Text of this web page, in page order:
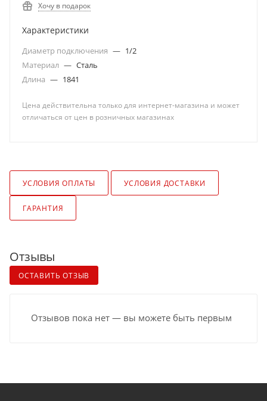
Хочу в подарок
Характеристики
Диаметр подключения — 1/2
Материал — Сталь
Длина — 1841
Цена действительна только для интернет-магазина и может
отличаться от цен в розничных магазинах
УСЛОВИЯ ОПЛАТЫ УСЛОВИЯ ДОСТАВКИ
ГАРАНТИЯ
Отзывы
ОСТАВИТЬ ОТЗЫВ
Отзывов пока нет — вы можете быть первым